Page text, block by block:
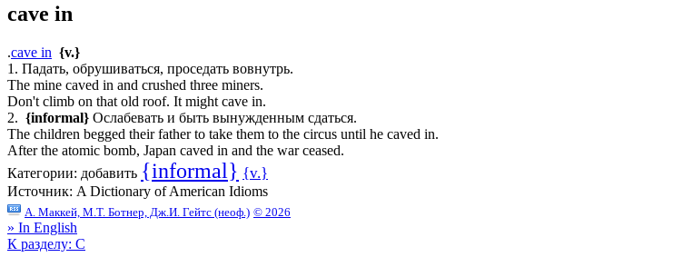
cave in
.cave in {v.}
1. Падать, обрушиваться, проседать вовнутрь.
The mine caved in and crushed three miners.
Don't climb on that old roof. It might cave in.
2. {informal} Ослабевать и быть вынужденным сдаться.
The children begged their father to take them to the circus until he caved in.
After the atomic bomb, Japan caved in and the war ceased.
Категории: добавить {informal} {v.}
Источник: A Dictionary of American Idioms
А. Маккей, М.Т. Ботнер, Дж.И. Гейтс (неоф.) © 2026
» In English
К разделу: C